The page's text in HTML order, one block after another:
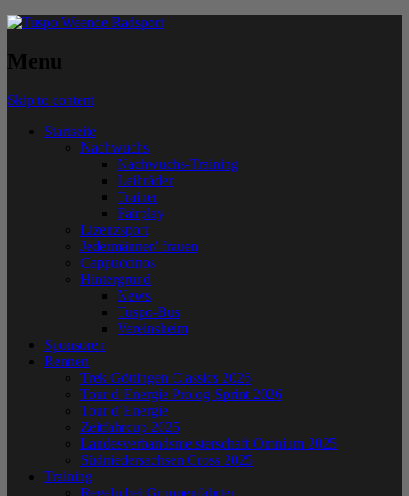
Menu
Skip to content
Startseite
Nachwuchs
Nachwuchs-Training
Leihräder
Trainer
Fairplay
Lizenzsport
Jedermänner/-frauen
Cappuccinos
Hintergrund
News
Tuspo-Bus
Vereinsheim
Sponsoren
Rennen
Trek Göttingen Classics 2026
Tour d’Energie Prolog-Sprint 2026
Tour d´Energie
Zeitfahrcup 2025
Landesverbandsmeisterschaft Omnium 2025
Südniedersachsen Cross 2025
Training
Regeln bei Gruppenfahrten